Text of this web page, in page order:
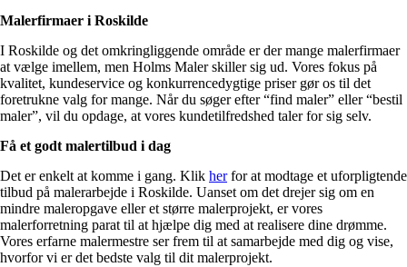
Malerfirmaer i Roskilde
I Roskilde og det omkringliggende område er der mange malerfirmaer
at vælge imellem, men Holms Maler skiller sig ud. Vores fokus på
kvalitet, kundeservice og konkurrencedygtige priser gør os til det
foretrukne valg for mange. Når du søger efter “find maler” eller “bestil
maler”, vil du opdage, at vores kundetilfredshed taler for sig selv.
Få et godt malertilbud i dag
Det er enkelt at komme i gang. Klik herfor at modtage et uforpligtende
tilbud på malerarbejde i Roskilde. Uanset om det drejer sig om en
mindre maleropgave eller et større malerprojekt, er vores
malerforretning parat til at hjælpe dig med at realisere dine drømme.
Vores erfarne malermestre ser frem til at samarbejde med dig og vise,
hvorfor vi er det bedste valg til dit malerprojekt.